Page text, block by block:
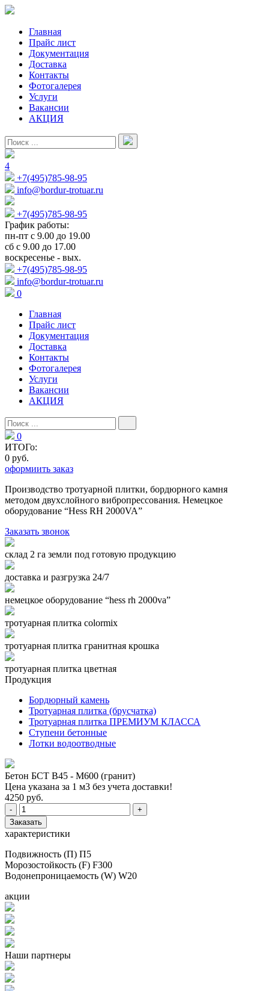
Главная
Прайс лист
Документация
Доставка
Контакты
Фотогалерея
Услуги
Вакансии
АКЦИЯ
4
+7(495)785-98-95
info@bordur-trotuar.ru
+7(495)785-98-95
График работы:
пн-пт с 9.00 до 19.00
сб с 9.00 до 17.00
воскресенье - вых.
+7(495)785-98-95
info@bordur-trotuar.ru
0
Главная
Прайс лист
Документация
Доставка
Контакты
Фотогалерея
Услуги
Вакансии
АКЦИЯ
0
ИТОГо:
0 руб.
оформиить заказ
Производство тротуарной плитки, бордюрного камня
методом двухслойного вибропресcования. Немецкое
оборудование “Hess RH 2000VA”
Заказать звонок
склад 2 га земли под готовую продукцию
доставка и разгрузка 24/7
немецкое оборудование “hess rh 2000va”
тротуарная плитка colormix
тротуарная плитка гранитная крошка
тротуарная плитка цветная
Продукция
Бордюрный камень
Тротуарная плитка (брусчатка)
Тротуарная плитка ПРЕМИУМ КЛАССА
Ступени бетонные
Лотки водоотводные
Бетон БСТ В45 - М600 (гранит)
Цена указана за 1 м3 без учета доставки!
4250 руб.
-
+
Заказать
характеристики
Подвижность (П) П5
Морозостойкость (F) F300
Водонепроницаемость (W) W20
акции
Наши партнеры